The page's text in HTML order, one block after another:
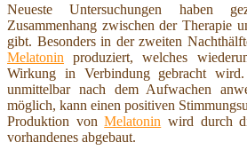
Neueste Untersuchungen haben
Zusammenhang zwischen der Therapie
gibt. Besonders in der zweiten
Melatonin produziert, welches
Wirkung in Verbindung gebracht
unmittelbar nach dem Aufwachen
möglich, kann einen positiven
Produktion vonMelatonin wird durch
vorhandenes abgebaut.